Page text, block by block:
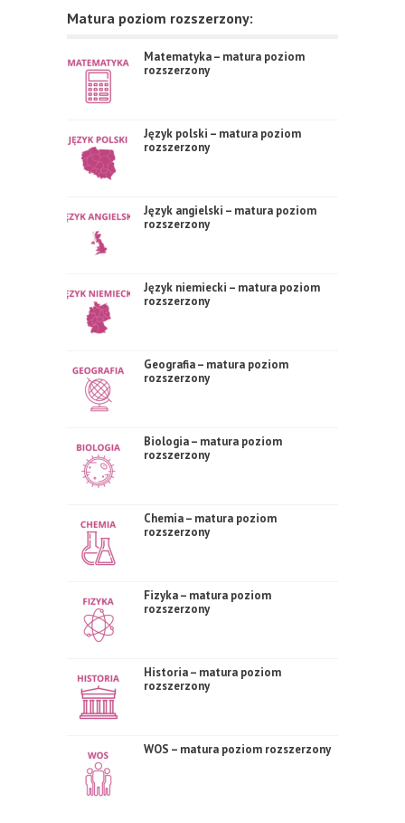
Matura poziom rozszerzony:
Matematyka – matura poziom
rozszerzony
Język polski – matura poziom
rozszerzony
Język angielski – matura poziom
rozszerzony
Język niemiecki – matura poziom
rozszerzony
Geografia – matura poziom
rozszerzony
Biologia – matura poziom
rozszerzony
Chemia – matura poziom
rozszerzony
Fizyka – matura poziom
rozszerzony
Historia – matura poziom
rozszerzony
WOS – matura poziom rozszerzony